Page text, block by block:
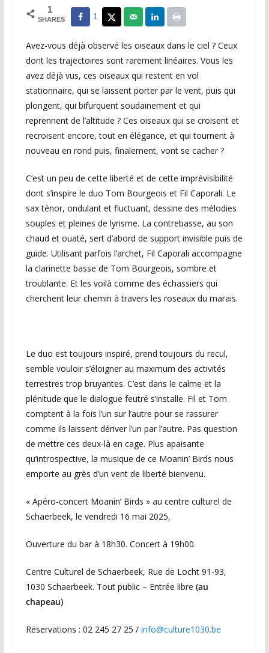
1
SHARES 1
Avez-vous déjà observé les oiseaux dans le ciel ? Ceux
dont les trajectoires sont rarement linéaires. Vous les
avez déjà vus, ces oiseaux qui restent en vol
stationnaire, qui se laissent porter par le vent, puis qui
plongent, qui bifurquent soudainement et qui
reprennent de l’altitude ? Ces oiseaux qui se croisent et
recroisent encore, tout en élégance, et qui tournent à
nouveau en rond puis, finalement, vont se cacher ?
C’est un peu de cette liberté et de cette imprévisibilité
dont s’inspire le duo Tom Bourgeois et Fil Caporali. Le
sax ténor, ondulant et fluctuant, dessine des mélodies
souples et pleines de lyrisme. La contrebasse, au son
chaud et ouaté, sert d’abord de support invisible puis de
guide. Utilisant parfois l’archet, Fil Caporali accompagne
la clarinette basse de Tom Bourgeois, sombre et
troublante. Et les voilà comme des échassiers qui
cherchent leur chemin à travers les roseaux du marais.
Le duo est toujours inspiré, prend toujours du recul,
semble vouloir s’éloigner au maximum des activités
terrestres trop bruyantes. C’est dans le calme et la
plénitude que le dialogue feutré s’installe. Fil et Tom
comptent à la fois l’un sur l’autre pour se rassurer
comme ils laissent dériver l’un par l’autre. Pas question
de mettre ces deux-là en cage. Plus apaisante
qu’introspective, la musique de ce Moanin’ Birds nous
emporte au grès d’un vent de liberté bienvenu.
« Apéro-concert Moanin’ Birds » au centre culturel de
Schaerbeek, le vendredi 16 mai 2025,
Ouverture du bar à 18h30. Concert à 19h00.
Centre Culturel de Schaerbeek, Rue de Locht 91-93,
1030 Schaerbeek. Tout public – Entrée libre (au
chapeau)
Réservations : 02 245 27 25 / info@culture1030.be